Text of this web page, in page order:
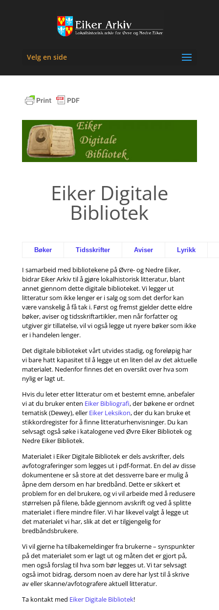
Velg en side
Eiker Digitale
Bibliotek
Bøker Tidsskrifter Aviser Lyrikk
I samarbeid med bibliotekene på Øvre- og Nedre Eiker,
bidrar Eiker Arkiv til å gjøre lokalhistorisk litteratur, blant
annet gjennom dette digitale biblioteket. Vi legger ut
litteratur som ikke lenger er i salg og som det derfor kan
være vanskelig å få tak i. Først og fremst gjelder dette eldre
bøker, aviser og tidsskriftartikler, men når forfatter og
utgiver gir tillatelse, vil vi også legge ut nyere bøker som ikke
er i handelen lenger.
Det digitale biblioteket vårt utvides stadig, og foreløpig har
vi bare hatt kapasitet til å legge ut en liten del av det aktuelle
materialet. Nedenfor finnes det en oversikt over hva som
nylig er lagt ut.
Hvis du leter etter litteratur om et bestemt emne, anbefaler
vi at du bruker enten Eiker Bibliografi, der bøkene er ordnet
tematisk (Dewey), eller Eiker Leksikon, der du kan bruke et
stikkordregister for å finne litteraturhenvisninger. Du kan
selvsagt også søke i katalogene ved Øvre Eiker Bibliotek og
Nedre Eiker Bibliotek.
Materialet i Eiker Digitale Bibliotek er dels avskrifter, dels
avfotograferinger som legges ut i pdf-format. En del av disse
dokumentene er så store at det dessverre bare er mulig å
åpne dem dersom en har bredbånd. Dette er sikkert et
problem for en del brukere, og vi vil arbeide med å redusere
størrelsen på filene, både gjennom avskrift og ved å splitte
materialet i flere mindre filer. Vi har likevel valgt å legge ut
det materialet vi har, slik at det er tilgjengelig for
bredbåndsbrukere.
Vi vil gjerne ha tilbakemeldinger fra brukerne – synspunkter
på det materialet som er lagt ut og måten det er gjort på,
men også forslag til hva som bør legges ut. Vi tar selvsagt
også imot bidrag, dersom noen av dere har lyst til å skrive
av eller skanne/avfotografere aktuell litteratur.
Ta kontakt med Eiker Digitale Bibliotek!